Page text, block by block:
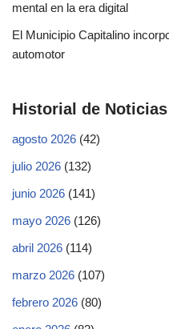
mental en la era digital
El Municipio Capitalino
automotor
Historial de Noticias
agosto 2026 (42)
julio 2026 (132)
junio 2026 (141)
mayo 2026 (126)
abril 2026 (114)
marzo 2026 (107)
febrero 2026 (80)